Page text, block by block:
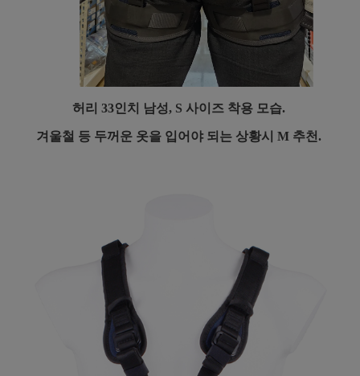
허리 33인치 남성, S 사이즈 착용 모습.
겨울철 등 두꺼운 옷을 입어야 되는 상황시 M 추천.